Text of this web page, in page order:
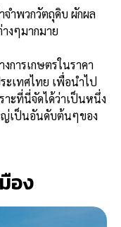
ำพวกวัตถุดิบ ผักผล
งๆมากมาย
การเกษตรในราคา
ะเทศไทย เพื่อนำไป
าะที่นี่จัดได้ว่าเป็นหนึ่ง
ญ่เป็นอันดับต้นๆของ
อง